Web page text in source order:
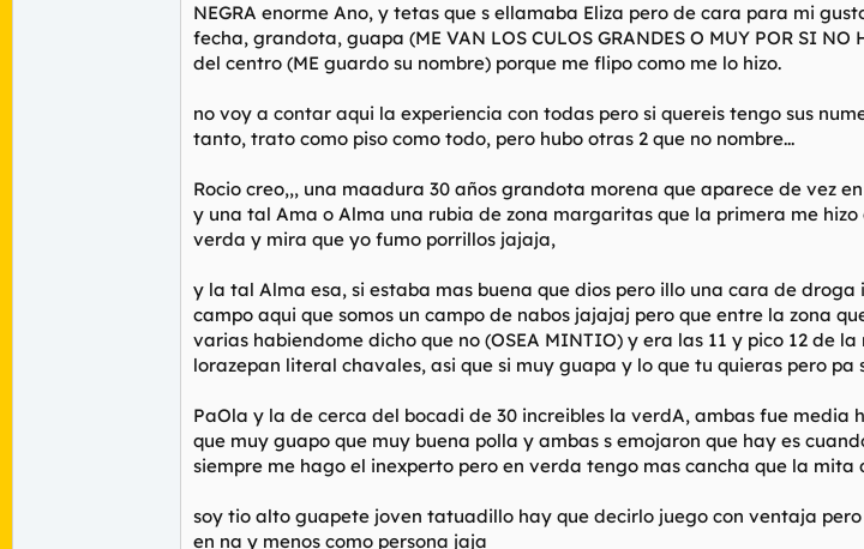
NEGRA enorme Ano, y tetas que s ellamaba Eliza pero de cara para mi
fecha, grandota, guapa (ME VAN LOS CULOS GRANDES O MUY POR SI
del centro (ME guardo su nombre) porque me flipo como me lo hizo.
no voy a contar aqui la experiencia con todas pero si quereis tengo sus
tanto, trato como piso como todo, pero hubo otras 2 que no nombre...
Rocio creo,,, una maadura 30 años grandota morena que aparece de vez
y una tal Ama o Alma una rubia de zona margaritas que la primera me
verda y mira que yo fumo porrillos jajaja,
y la tal Alma esa, si estaba mas buena que dios pero illo una cara de
campo aqui que somos un campo de nabos jajajaj pero que entre la zona
varias habiendome dicho que no (OSEA MINTIO) y era las 11 y pico 12 de
lorazepan literal chavales, asi que si muy guapa y lo que tu quieras pero pa
PaOla y la de cerca del bocadi de 30 increibles la verdA, ambas fue
que muy guapo que muy buena polla y ambas s emojaron que hay es
siempre me hago el inexperto pero en verda tengo mas cancha que la mita
soy tio alto guapete joven tatuadillo hay que decirlo juego con ventaja
en na y menos como persona jaja